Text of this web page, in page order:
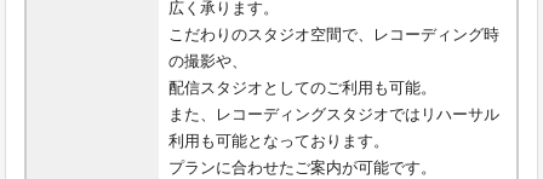
広く承ります。
こだわりのスタジオ空間で、レコーディング時
の撮影や、
配信スタジオとしてのご利用も可能。
また、レコーディングスタジオではリハーサル
利用も可能となっております。
プランに合わせたご案内が可能です。